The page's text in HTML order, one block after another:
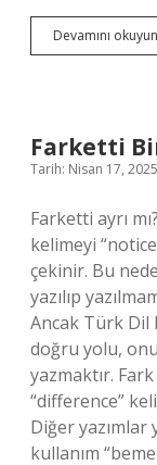
Devamını okuyun
Farketti
Tarih: Nisan 17, 2025
Farketti ayrı
kelimeyi
çekinir. Bu
yazılıp
Ancak Türk Dil
doğru yolu,
yazmaktır.
“difference”
Diğer yazımlar
kullanım